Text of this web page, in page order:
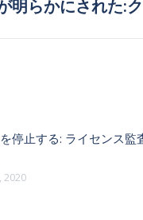
明らかにされた:
停止する: ライセンス監
2020